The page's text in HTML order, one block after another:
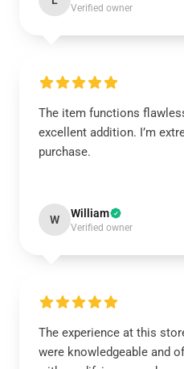
Verified owner
The item functions
excellent addition. I’m
purchase.
W William
Verified owner
The experience at this
were knowledgeable and